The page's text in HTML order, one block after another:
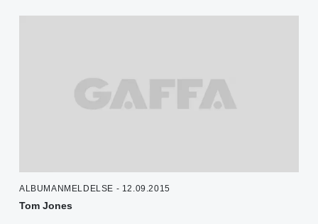
ALBUMANMELDELSE - 12.09.2015
Tom Jones